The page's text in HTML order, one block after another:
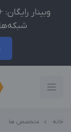
خانه متخصص ها